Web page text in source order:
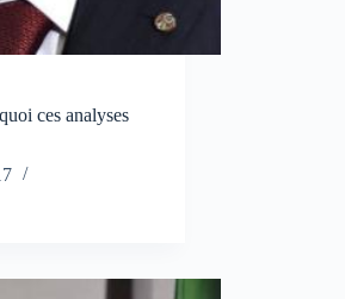
ces analyses